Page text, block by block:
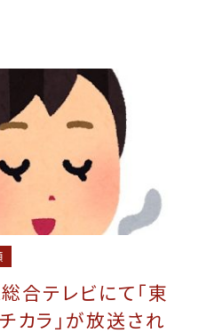
合テレビにて「東
カラ」が放送され